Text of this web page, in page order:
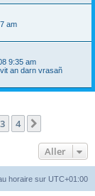
am
9:35 am
an darn vrasañ
3 4
Aller
horaire sur UTC+01:00